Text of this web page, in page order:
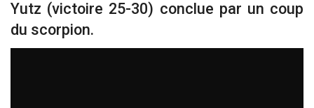
Yutz (victoire 25-30) conclue par un coup
du scorpion.